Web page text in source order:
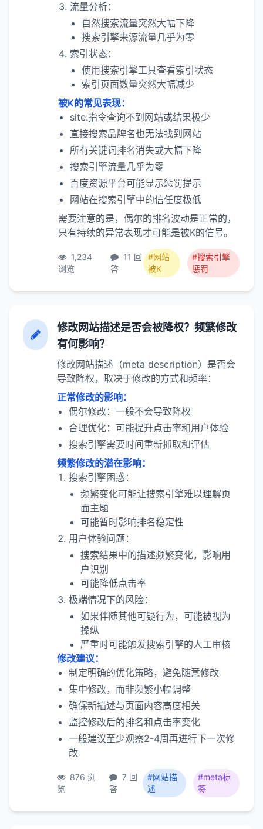
流量分析：
自然搜索流量突然大幅下降
搜索引擎来源流量几乎为零
索引状态：
使用搜索引擎工具查看索引状态
索引页面数量突然大幅减少
被K的常见表现：
site:指令查询不到网站或结果极少
直接搜索品牌名也无法找到网站
所有关键词排名消失或大幅下降
搜索引擎流量几乎为零
百度资源平台可能显示惩罚提示
网站在搜索引擎中的信任度极低
需要注意的是，偶尔的排名波动是正常的，
只有持续的异常表现才可能是被K的信号。
1,234
浏览
11 回
答
#网站
被K
#搜索引擎
惩罚
修改网站描述是否会被降权？频繁修改
有何影响？
修改网站描述（meta description）是否会
导致降权，取决于修改的方式和频率：
正常修改的影响：
偶尔修改：一般不会导致降权
合理优化：可能提升点击率和用户体验
搜索引擎需要时间重新抓取和评估
频繁修改的潜在影响：
搜索引擎困惑：
频繁变化可能让搜索引擎难以理解页
面主题
可能暂时影响排名稳定性
用户体验问题：
搜索结果中的描述频繁变化，影响用
户识别
可能降低点击率
极端情况下的风险：
如果伴随其他可疑行为，可能被视为
操纵
严重时可能触发搜索引擎的人工审核
修改建议：
制定明确的优化策略，避免随意修改
集中修改，而非频繁小幅调整
确保新描述与页面内容高度相关
监控修改后的排名和点击率变化
一般建议至少观察2-4周再进行下一次修
改
876 浏
览
7 回
答
#网站描
述
#meta标
签